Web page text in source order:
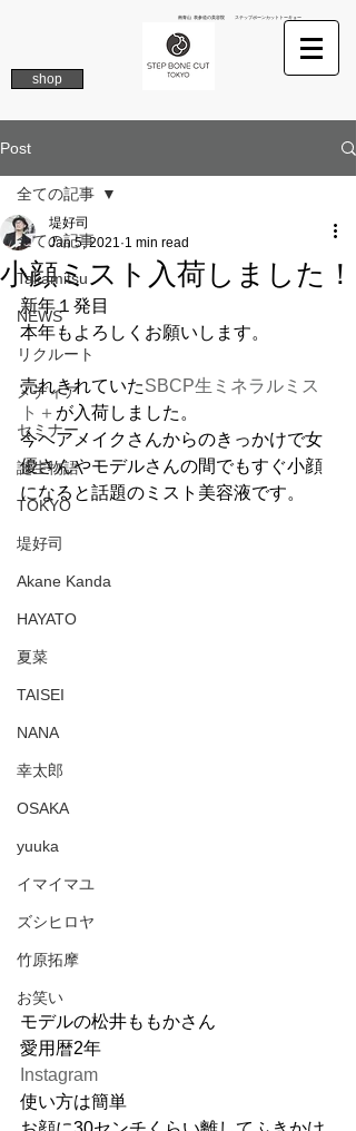
南青山 表参道の美容院 ステップボーンカットトーキョー
shop
Post
全ての記事
Takamitsu
NEWS
リクルート
メディア
セミナー
誕生物語
TOKYO
堤好司
Akane Kanda
HAYATO
夏菜
TAISEI
NANA
幸太郎
OSAKA
yuuka
イマイマユ
ズシヒロヤ
竹原拓摩
お笑い
全ての記事
小顔ミスト入荷しました！
堤好司
Jan 5, 2021 1 min read
新年１発目
本年もよろしくお願いします。
売れきれていたSBCP生ミネラルミス
ト＋ が入荷しました。
今ヘアメイクさんからのきっかけで女
優さんやモデルさんの間でもすぐ小顔
になると話題のミスト美容液です。
モデルの松井ももかさん
愛用暦2年
Instagram
使い方は簡単